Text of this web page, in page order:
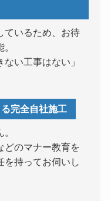
ているため、お待
い工事はない」
完全自社施工
どのマナー教育を
を持ってお伺いし